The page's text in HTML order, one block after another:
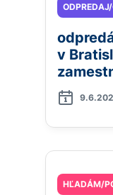
v
HĽADÁM/